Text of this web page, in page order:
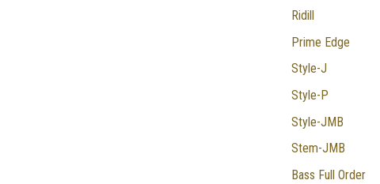
Ridill
Prime Edge
Style-J
Style-P
Style-JMB
Stem-JMB
Bass Full Order